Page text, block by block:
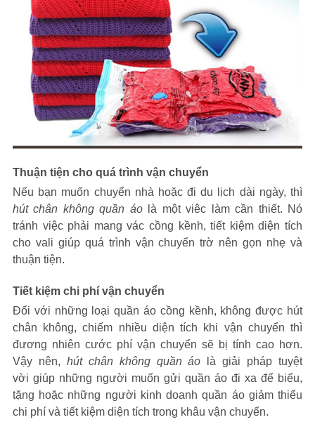
Thuận tiện cho quá trình vận chuyển
Nếu bạn muốn chuyển nhà hoặc đi du lịch dài ngày, thì
hút chân không quần áolà một viêc làm cần thiết. Nó
tránh việc phải mang vác cồng kềnh, tiết kiệm diện tích
cho vali giúp quá trình vận chuyển trờ nên gọn nhẹ và
thuận tiện.
Tiết kiệm chi phí vận chuyển
Đối với những loại quần áo cồng kềnh, không được hút
chân không, chiếm nhiều diện tích khi vận chuyển thì
đương nhiên cước phí vận chuyển sẽ bị tính cao hơn.
Vậy nên, hút chân không quần áo
là giải pháp tuyệt
vời giúp những người muốn gửi quần áo đi xa để biếu,
tặng hoặc những người kinh doanh quần áo giảm thiểu
chi phí và tiết kiệm diện tích trong khâu vận chuyển.